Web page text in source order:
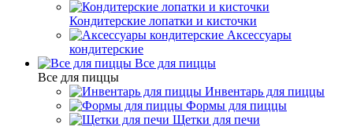
Кондитерские лопатки и кисточки
Аксессуары
кондитерские
Все для пиццы
Все для пиццы
Инвентарь для пиццы
Формы для пиццы
Щетки для печи